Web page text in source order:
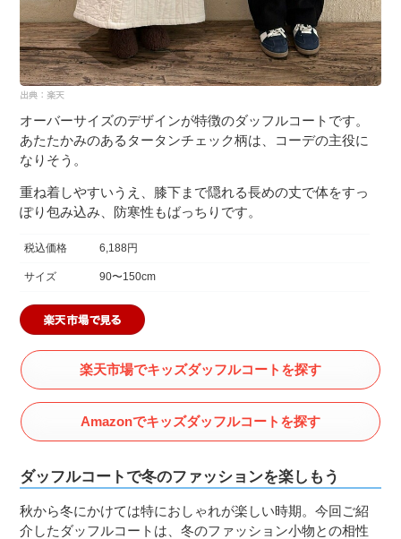
オーバーサイズのデザインが特徴のダッフルコートです。
あたたかみのあるタータンチェック柄は、コーデの主役に
なりそう。
重ね着しやすいうえ、膝下まで隠れる長めの丈で体をすっ
ぽり包み込み、防寒性もばっちりです。
税込価格 6,188円
サイズ 90〜150cm
楽天市場でキッズダッフルコートを探す
Amazonでキッズダッフルコートを探す
ダッフルコートで冬のファッションを楽しもう
秋から冬にかけては特におしゃれが楽しい時期。今回ご紹
介したダッフルコートは、冬のファッション小物との相性